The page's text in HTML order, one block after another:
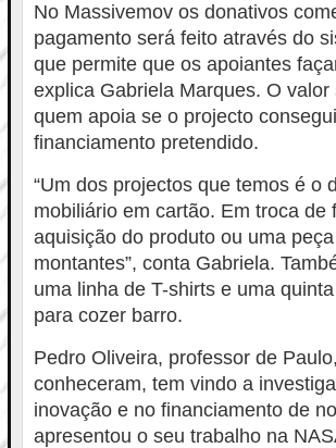
No Massivemov os donativos
pagamento será feito através do
que permite que os apoiantes
explica Gabriela Marques. O
quem apoia se o projecto
financiamento pretendido.
“Um dos projectos que temos é o
mobiliário em cartão. Em troca
aquisição do produto ou uma
montantes”, conta Gabriela.
uma linha de T-shirts e uma
para cozer barro.
Pedro Oliveira, professor de
conheceram, tem vindo a
inovação e no financiamento de
apresentou o seu trabalho na